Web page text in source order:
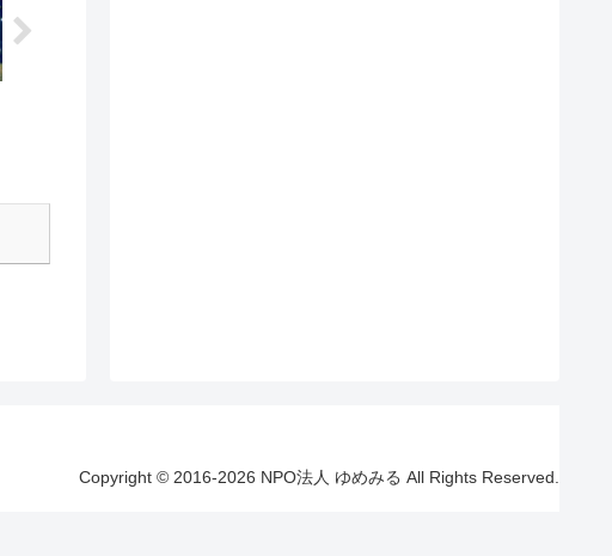
Copyright © 2016-2026 NPO法人 ゆめみる All Rights Reserved.